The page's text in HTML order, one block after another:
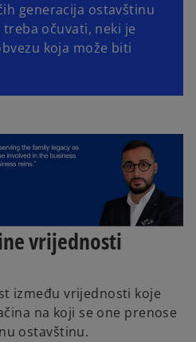
generacija ostavštinu
treba očuvati, neki je
koja može biti
vrijednosti
između vrijednosti koje
na koji se one prenose
ostavštinu.